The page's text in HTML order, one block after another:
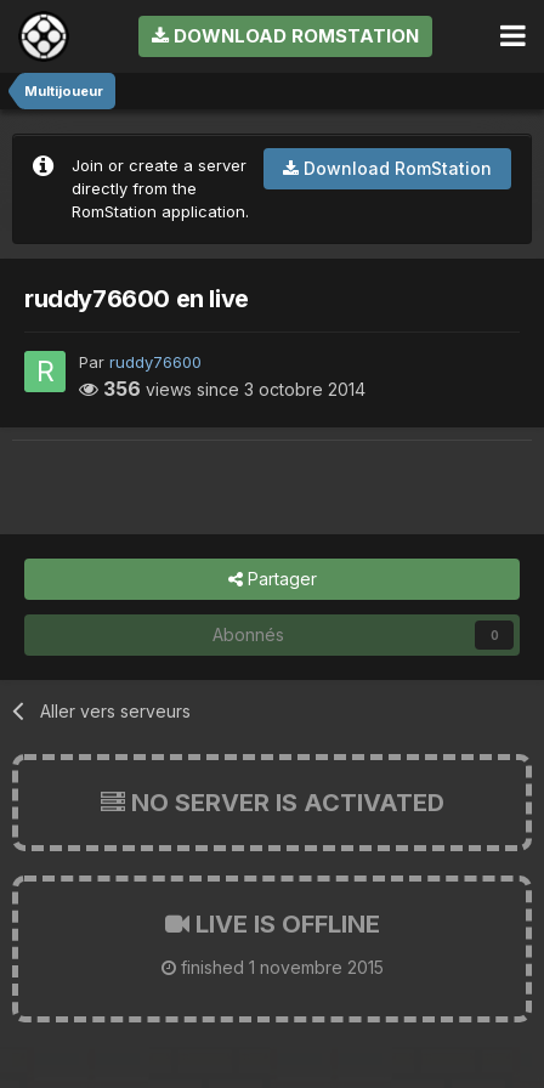
DOWNLOAD ROMSTATION
Multijoueur
Download RomStation
Join or create a server
directly from the
RomStation application.
ruddy76600 en live
Par ruddy76600
356 views since 3 octobre 2014
Partager
Abonnés 0
Aller vers serveurs
NO SERVER IS ACTIVATED
LIVE IS OFFLINE
finished 1 novembre 2015